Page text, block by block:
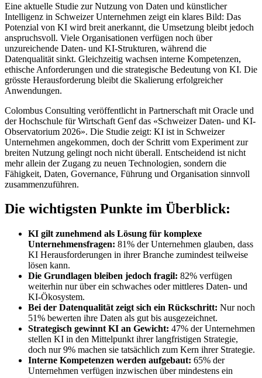
Eine aktuelle Studie zur Nutzung von Daten und künstlicher
Intelligenz in Schweizer Unternehmen zeigt ein klares Bild: Das
Potenzial von KI wird breit anerkannt, die Umsetzung bleibt jedoch
anspruchsvoll. Viele Organisationen verfügen noch über
unzureichende Daten- und KI-Strukturen, während die
Datenqualität sinkt. Gleichzeitig wachsen interne Kompetenzen,
ethische Anforderungen und die strategische Bedeutung von KI. Die
grösste Herausforderung bleibt die Skalierung erfolgreicher
Anwendungen.
Colombus Consulting veröffentlicht in Partnerschaft mit Oracle und
der Hochschule für Wirtschaft Genf das «Schweizer Daten- und KI-
Observatorium 2026». Die Studie zeigt: KI ist in Schweizer
Unternehmen angekommen, doch der Schritt vom Experiment zur
breiten Nutzung gelingt noch nicht überall. Entscheidend ist nicht
mehr allein der Zugang zu neuen Technologien, sondern die
Fähigkeit, Daten, Governance, Führung und Organisation sinnvoll
zusammenzuführen.
Die wichtigsten Punkte im Überblick:
KI gilt zunehmend als Lösung für komplexe
Unternehmensfragen: 81% der Unternehmen glauben, dass
KI Herausforderungen in ihrer Branche zumindest teilweise
lösen kann.
Die Grundlagen bleiben jedoch fragil: 82% verfügen
weiterhin nur über ein schwaches oder mittleres Daten- und
KI-Ökosystem.
Bei der Datenqualität zeigt sich ein Rückschritt: Nur noch
51% bewerten ihre Daten als gut bis ausgezeichnet.
Strategisch gewinnt KI an Gewicht: 47% der Unternehmen
stellen KI in den Mittelpunkt ihrer langfristigen Strategie,
doch nur 9% machen sie tatsächlich zum Kern ihrer Strategie.
Interne Kompetenzen werden aufgebaut: 65% der
Unternehmen verfügen inzwischen über mindestens ein